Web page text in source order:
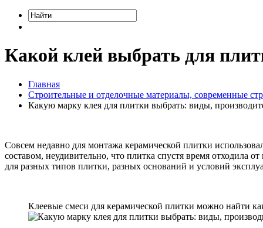
Какой клей выбрать для
Главная
Строительные и отделочные материалы, современные
Какую марку клея для плитки выбрать: виды,
Совсем недавно для монтажа керамической плитки
составом, неудивительно, что плитка спустя время отходила
для разных типов плитки, разных оснований и условий
Клеевые смеси для керамической плитки можно найти